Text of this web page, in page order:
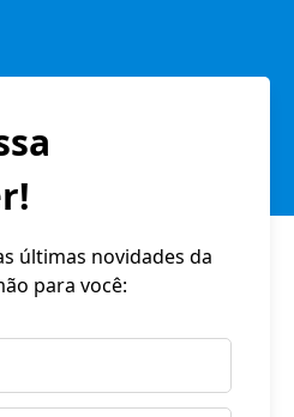
últimas novidades da
para você: